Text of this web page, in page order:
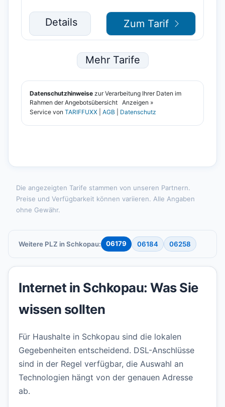
Die angezeigten Tarife stammen von unseren Partnern.
Preise und Verfügbarkeit können variieren. Alle Angaben
ohne Gewähr.
Weitere PLZ in Schkopau: 06179 06184 06258
Internet in Schkopau: Was Sie
wissen sollten
Für Haushalte in Schkopau sind die lokalen
Gegebenheiten entscheidend. DSL-Anschlüsse
sind in der Regel verfügbar, die Auswahl an
Technologien hängt von der genauen Adresse
ab.